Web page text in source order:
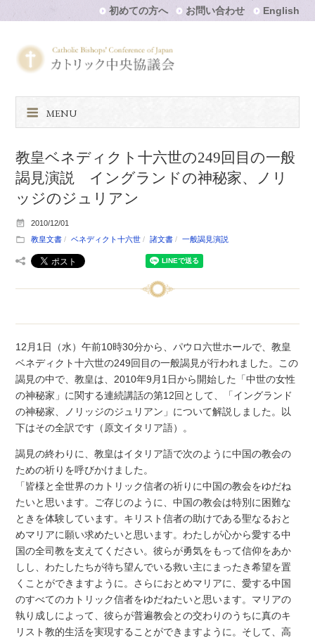
初めての方へ お問い合わせ English
MENU
教皇ベネディクト十六世の249回目の一般
謁見演説 イングランドの神秘家、ノリ
ッジのジュリアン
2010/12/01
教皇文書
ベネディクト十六世 諸文書 一般謁見演説
12月1日（水）午前10時30分から、パウロ六世ホールで、教皇
ベネディクト十六世の249回目の一般謁見が行われました。この
謁見の中で、教皇は、2010年9月1日から開始した「中世の女性
の神秘家」に関する連続講話の第12回として、「イングランド
の神秘家、ノリッジのジュリアン」について解説しました。以
下はその全訳です（原文イタリア語）。
謁見の終わりに、教皇はイタリア語で次のように中国の教会の
ための祈りを呼びかけました。
「皆様と全世界のカトリック信者の祈りに中国の教会をゆだね
たいと思います。ご存じのように、中国の教会は特別に困難な
ときを体験しています。キリスト信者の助けである聖なるおと
めマリアに願い求めたいと思います。わたしが心から愛する中
国の全司教を支えてください。彼らが勇気をもって信仰をあか
しし、わたしたちが待ち望んでいる救い主にまったき希望を置
くことができますように。さらにおとめマリアに、愛する中国
のすべてのカトリック信者をゆだねたいと思います。マリアの
執り成しによって、彼らが普遍教会との交わりのうちに真のキ
リスト教的生活を実現することができますように。そして、高